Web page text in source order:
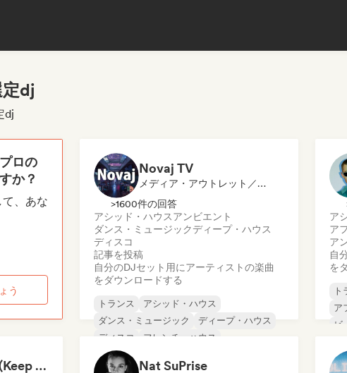
dj
dj
ロの
か？
、あな
う
Novaj TV
メディア・アウトレット／ジャーナリスト, 選定DJ
>1600件の回答
アシッド・ハウスアンビエント
ダンス・ミュージックディープ・ハウス
ディスコ
記事を投稿
自分のDJセット用にアーティストの楽曲
をダウンロードする
トランス
アシッド・ハウス
ダンス・ミュージック
ディープ・ハウス
ディスコ
フレンチ・ハウス
ヒップホップ
ア
ア
ア
自
を
ト
ア
ビ
デ
Freddy Masters (Keep Hush) Nat SuPrise